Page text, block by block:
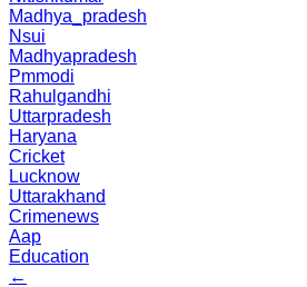
Madhya_pradesh
Nsui
Madhyapradesh
Pmmodi
Rahulgandhi
Uttarpradesh
Haryana
Cricket
Lucknow
Uttarakhand
Crimenews
Aap
Education
←